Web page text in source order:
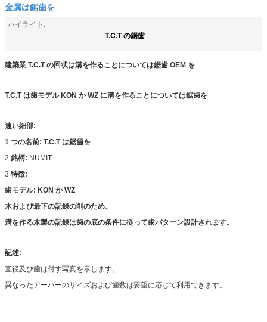
金属は鋸歯を
ハイライト:
T.C.T の鋸歯
建築業 T.C.T の回状は溝を作ることについては鋸歯 OEM を
T.C.T は歯モデル KON か WZ に溝を作ることについては鋸歯を
速い細部:
1 つの名前: T.C.T は鋸歯を
2 銘柄: NUMIT
3 特徴:
歯モデル: KON か WZ
木および最下の記録の削のため。
溝を作る木製の記録は歯の底の条件に従って歯パターン設計されます。
記述:
直径及び歯は付す写真を示します。
異なったアーバーのサイズおよび歯数は要望に応じて利用できます。